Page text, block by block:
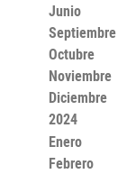
Junio
Septiembre
Octubre
Noviembre
Diciembre
2024
Enero
Febrero